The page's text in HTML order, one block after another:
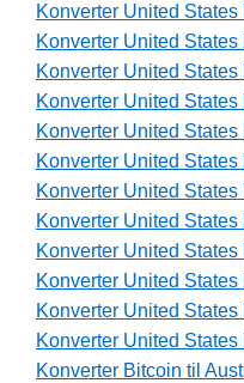
Konverter United
Konverter United
Konverter United
Konverter United
Konverter United
Konverter United
Konverter United
Konverter United
Konverter United
Konverter United
Konverter United
Konverter United
Konverter Bitcoin til